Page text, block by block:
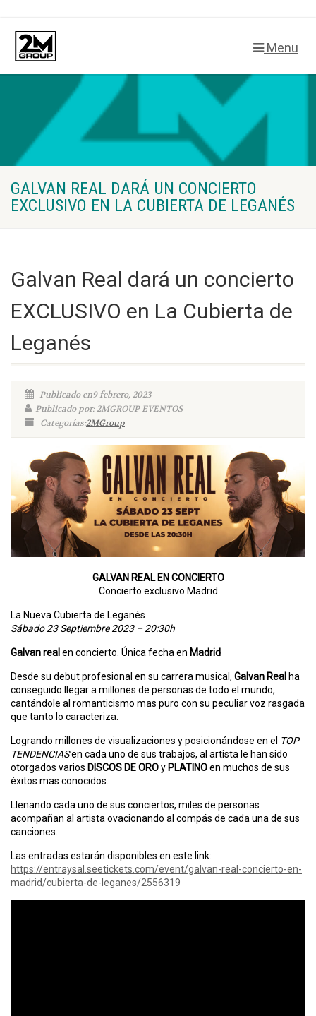
Menu
GALVAN REAL DARÁ UN CONCIERTO
EXCLUSIVO EN LA CUBIERTA DE LEGANÉS
Galvan Real dará un concierto
EXCLUSIVO en La Cubierta de
Leganés
Publicado en9 febrero, 2023
Publicado por: 2MGROUP EVENTOS
Categorías:2MGroup
GALVAN REAL EN CONCIERTO
Concierto exclusivo Madrid
La Nueva Cubierta de Leganés
Sábado 23 Septiembre 2023 – 20:30h
Galvan real en concierto. Única fecha en Madrid
Desde su debut profesional en su carrera musical, Galvan Real ha
conseguido llegar a millones de personas de todo el mundo,
cantándole al romanticismo mas puro con su peculiar voz rasgada
que tanto lo caracteriza.
Logrando millones de visualizaciones y posicionándose en el TOP
TENDENCIASen cada uno de sus trabajos, al artista le han sido
otorgados varios DISCOS DE OROy PLATINOen muchos de sus
éxitos mas conocidos.
Llenando cada uno de sus conciertos, miles de personas
acompañan al artista ovacionando al compás de cada una de sus
canciones.
Las entradas estarán disponibles en este link:
https://entraysal.seetickets.com/event/galvan-real-concierto-en-
madrid/cubierta-de-leganes/2556319